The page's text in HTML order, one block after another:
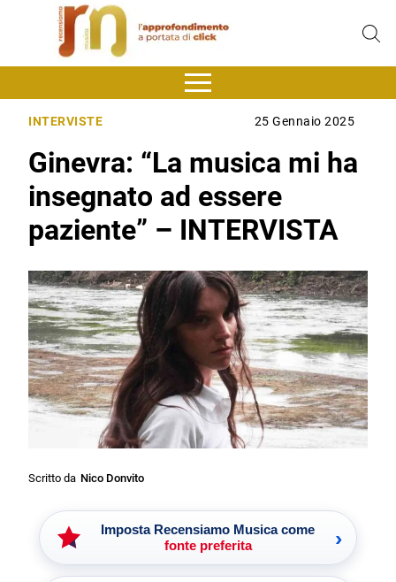
INTERVISTE 25 Gennaio 2025
Ginevra: “La musica mi ha
insegnato ad essere
paziente” – INTERVISTA
Scritto da Nico Donvito
Imposta Recensiamo Musica come
fonte preferita
›